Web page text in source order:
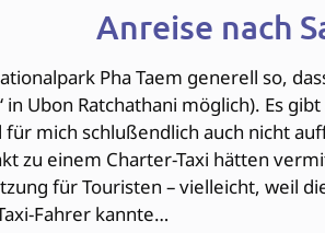
Anreise nach
Pha Taem generell so,
Ubon Ratchathani möglich). Es
für mich schlußendlich auch nicht
zu einem Charter-Taxi hätten
für Touristen – vielleicht, weil
Fahrer kannte…